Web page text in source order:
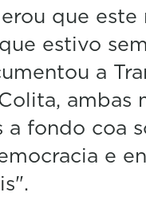
que este
estivo
a
ambas
fondo coa
e